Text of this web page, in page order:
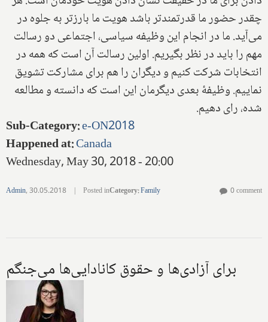
چقدر حضور ما قدرتمند‌تر باشد هویت ما بارزتر به جلوه در
می‌آید. ما در انجام این وظیفه سیاسی، اجتماعی دو رسالت
مهم را باید در نظر بگیریم. اولین رسالت آن است که همه در
انتخابات شرکت کنیم و دیگران را هم برای مشارکت تشویق
نماییم. وظیفۀ بعدی دیگرمان این است که دانسته و مطالعه
شده، رای دهیم.
Sub-Category:e-ON2018
Happened at:Canada
Wednesday, May 30, 2018 - 20:00
Admin,30.05.2018 | Posted inCategory:Family 0 comment
برای آزادی‌ها و حقوق کانادایی‌ها می‌جنگم